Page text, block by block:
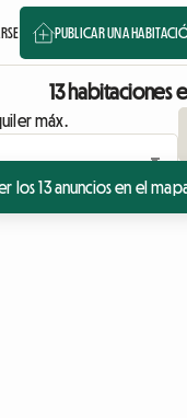
PUBLICAR UNA
13 habitaciones
máx.
los 13 anuncios en el